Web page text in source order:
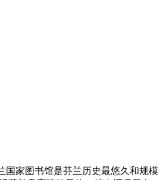
国家图书馆是芬兰历史最悠久和规模